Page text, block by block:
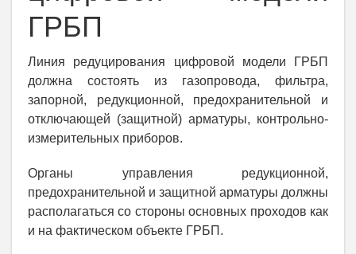
ГРБП
Линия редуцирования цифровой модели ГРБП
должна состоять из газопровода, фильтра,
запорной, редукционной, предохранительной и
отключающей (защитной) арматуры, контрольно-
измерительных приборов.
Органы управления редукционной,
предохранительной и защитной арматуры должны
располагаться со стороны основных проходов как
и на фактическом объекте ГРБП.